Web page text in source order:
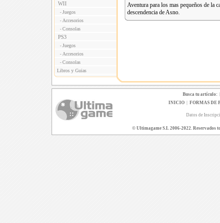
WII
- Juegos
- Accesorios
- Consolas
PS3
- Juegos
- Accesorios
- Consolas
Libros y Guias
Aventura para los mas pequeños de la
descendencia de Asno.
Busca tu artículo:
INICIO| FORMAS DE
Datos de
© Ultimagame S.L 2006-2022. Reservados